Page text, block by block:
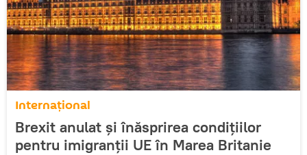
Internaţional
Brexit anulat şi înăsprirea condiţiilor
pentru imigranţii UE în Marea Britanie